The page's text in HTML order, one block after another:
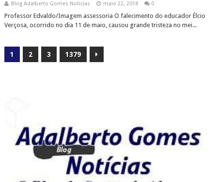
Blog Adalberto Gomes Noticias maio 22, 2018 0
Professor Edvaldo/Imagem assessoria O falecimento do educador Élcio
Verçosa, ocorrido no dia 11 de maio, causou grande tristeza no mei...
1 2 3 1379